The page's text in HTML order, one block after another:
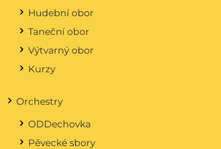
Hudební obor
Taneční obor
Výtvarný obor
Kurzy
Orchestry
ODDechovka
Pěvecké sbory